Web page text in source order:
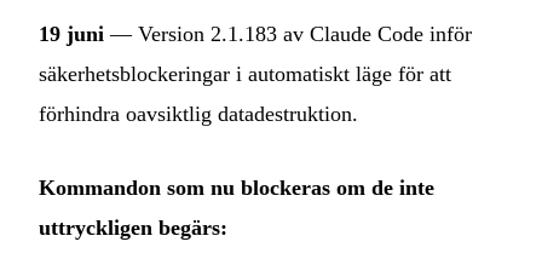
19 juni — Version 2.1.183 av Claude Code inför
säkerhetsblockeringar i automatiskt läge för att
förhindra oavsiktlig datadestruktion.
Kommandon som nu blockeras om de inte
uttryckligen begärs: